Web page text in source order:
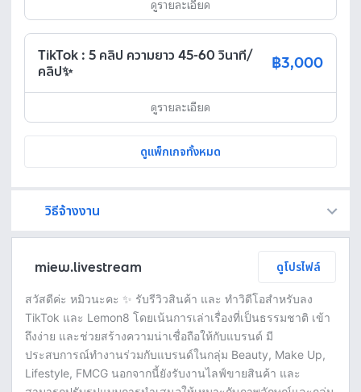
ดูรายละเอียด
TikTok : 5 คลิป ความยาว 45-60 วินาที/
คลิป✨
฿3,000
ดูรายละเอียด
ดูแพ็กเกจทั้งหมด
วิธีจ้างงาน
miew.livestream ดูโปรไฟล์
สวัสดีค่ะ หมิวนะคะ ✨ รับรีวิวสินค้า และ ทำวิดีโอสำหรับลง
TikTok และ Lemon8 โดยเน้นการเล่าเรื่องที่เป็นธรรมชาติ เข้า
ถึงง่าย และช่วยสร้างความน่าเชื่อถือให้กับแบรนด์ มี
ประสบการณ์ทำงานร่วมกับแบรนด์ในกลุ่ม Beauty, Make Up,
Lifestyle, FMCG นอกจากนี้ยังรับงานไลฟ์ขายสินค้า และ